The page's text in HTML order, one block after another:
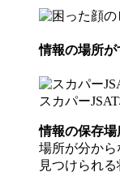
情報の場所が
スカパー
情報の保存場
場所が分か
見つけられる